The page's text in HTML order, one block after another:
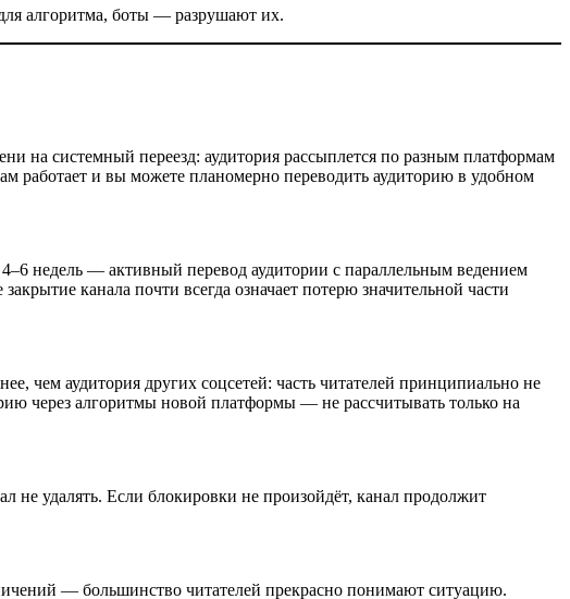
алгоритма, боты — разрушают их.
на системный переезд: аудитория рассыплется по разным платформам
работает и вы можете планомерно переводить аудиторию в удобном
недель — активный перевод аудитории с параллельным ведением
канала почти всегда означает потерю значительной части
чем аудитория других соцсетей: часть читателей принципиально не
через алгоритмы новой платформы — не рассчитывать только на
не удалять. Если блокировки не произойдёт, канал продолжит
— большинство читателей прекрасно понимают ситуацию.